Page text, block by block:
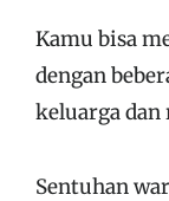
Kamu bisa
dengan
keluarga dan
Sentuhan